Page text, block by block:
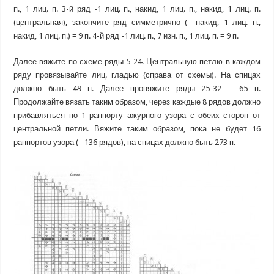
п., 1 лиц. п. 3-й ряд -1 лиц. п., накид, 1 лиц. п., накид, 1 лиц. п.
(центральная), закончите ряд симметрично (= накид, 1 лиц. п.,
накид, 1 лиц. п.) = 9 п. 4-й ряд -1 лиц. п., 7 изн. п., 1 лиц. п. = 9 п.
Далее вяжите по схеме ряды 5-24. Центральную петлю в каждом
ряду провязывайте лиц. гладью (справа от схемы). На спицах
должно быть 49 п. Далее провяжите ряды 25-32 = 65 п.
Продолжайте вязать таким образом, через каждые 8 рядов должно
прибавляться по 1 раппорту ажурного узора с обеих сторон от
центральной петли. Вяжите таким образом, пока не будет 16
раппортов узора (= 136 рядов), на спицах должно быть 273 п.